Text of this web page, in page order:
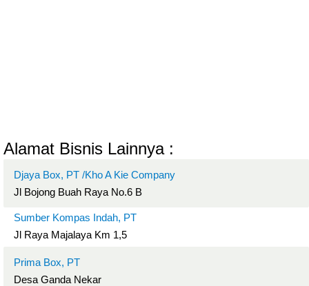
Alamat Bisnis Lainnya :
Djaya Box, PT /Kho A Kie Company
Jl Bojong Buah Raya No.6 B
Sumber Kompas Indah, PT
Jl Raya Majalaya Km 1,5
Prima Box, PT
Desa Ganda Nekar